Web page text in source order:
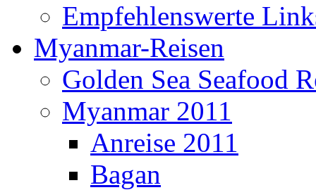
Empfehlenswerte
Myanmar-Reisen
Golden Sea Seafood
Myanmar 2011
Anreise 2011
Bagan